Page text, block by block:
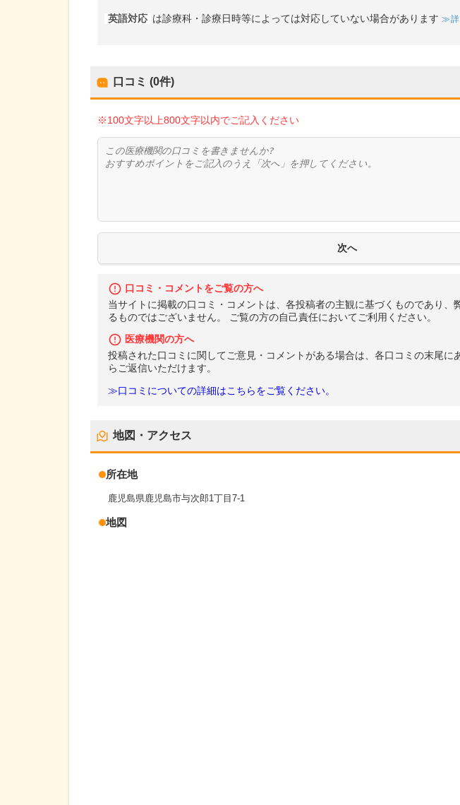
英語対応 は診療科・診療日時等によっては対応していない場合があります
口コミ (0件)
※100文字以上800文字以内でご記入ください
口コミ・コメントをご覧の方へ
当サイトに掲載の口コミ・コメントは、各投稿者の主観に基づくものであり、
るものではございません。 ご覧の方の自己責任においてご利用ください。
医療機関の方へ
投稿された口コミに関してご意見・コメントがある場合は、各口コミの末尾に
らご返信いただけます。
≫口コミについての詳細はこちらをご覧ください。
地図・アクセス
所在地
鹿児島県鹿児島市与次郎1丁目7-1
地図